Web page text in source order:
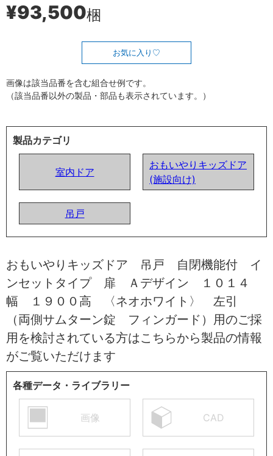
¥93,500梱
お気に入り
画像は該当品番を含む組合せ例です。
（該当品番以外の製品・部品も表示されています。）
製品カテゴリ
室内ドア
おもいやりキッズドア
(施設向け)
吊戸
おもいやりキッズドア 吊戸 自閉機能付 イ
ンセットタイプ 扉 Ａデザイン １０１４
幅 １９００高 〈ネオホワイト〉 左引
（両側サムターン錠 フィンガード）用のご採
用を検討されている方はこちらから製品の情報
がご覧いただけます
各種データ・ライブラリー
画像 CAD